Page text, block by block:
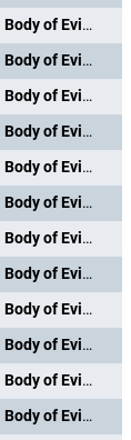
Body of Evidence
Body of Evidence
Body of Evidence
Body of Evidence
Body of Evidence
Body of Evidence
Body of Evidence
Body of Evidence
Body of Evidence
Body of Evidence
Body of Evidence
Body of Evidence